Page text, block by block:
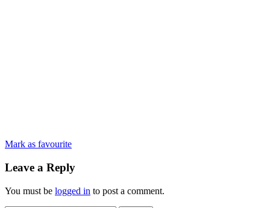
Mark as favourite
Leave a Reply
You must be logged in to post a comment.